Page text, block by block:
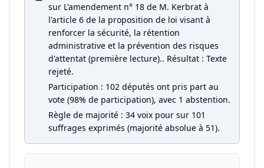
sur L'amendement n° 18 de M. Kerbrat à
l'article 6 de la proposition de loi visant à
renforcer la sécurité, la rétention
administrative et la prévention des risques
d'attentat (première lecture).. Résultat : Texte
rejeté.
Participation : 102 députés ont pris part au
vote (98% de participation), avec 1 abstention.
Règle de majorité : 34 voix pour sur 101
suffrages exprimés (majorité absolue à 51).